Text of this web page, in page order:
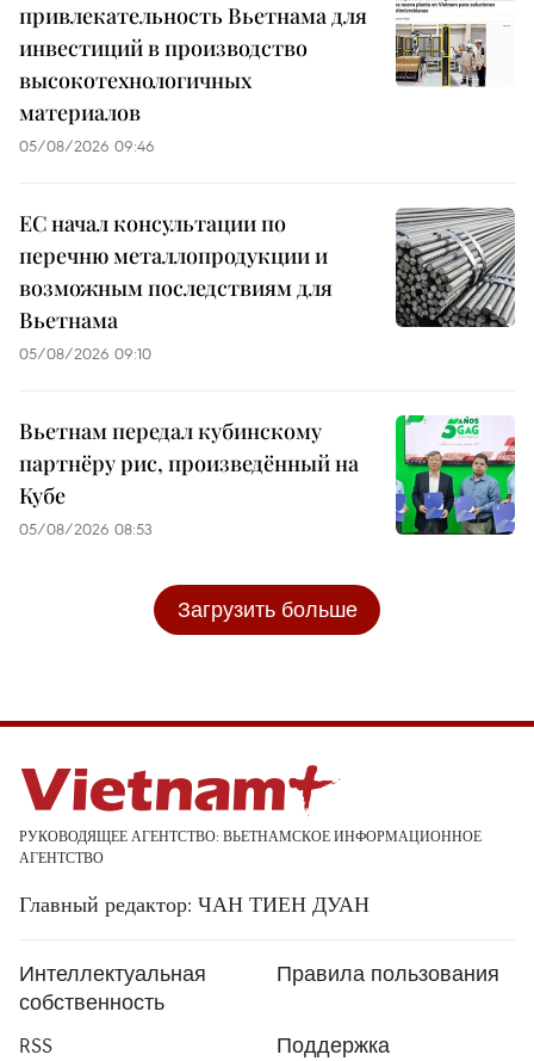
привлекательность Вьетнама для
инвестиций в производство
высокотехнологичных
материалов
05/08/2026 09:46
ЕС начал консультации по
перечню металлопродукции и
возможным последствиям для
Вьетнама
05/08/2026 09:10
Вьетнам передал кубинскому
партнёру рис, произведённый на
Кубе
05/08/2026 08:53
Загрузить больше
РУКОВОДЯЩЕЕ АГЕНТСТВО: ВЬЕТНАМСКОЕ ИНФОРМАЦИОННОЕ
АГЕНТСТВО
Главный редактор: ЧАН ТИЕН ДУАН
Интеллектуальная
собственность
Правила пользования
RSS Поддержка